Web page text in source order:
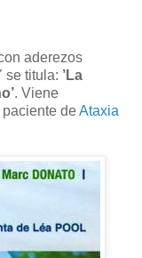
aderezos
se titula: ’La
. Viene
deAtaxia